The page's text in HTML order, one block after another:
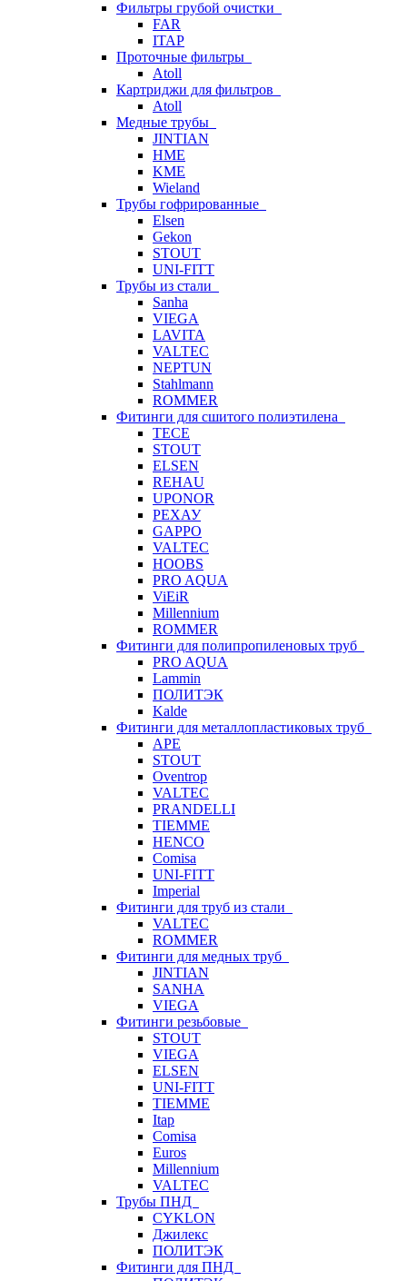
Фильтры грубой очистки
FAR
ITAP
Проточные фильтры
Atoll
Картриджи для фильтров
Atoll
Медные трубы
JINTIAN
HME
KME
Wieland
Трубы гофрированные
Elsen
Gekon
STOUT
UNI-FITT
Трубы из стали
Sanha
VIEGA
LAVITA
VALTEC
NEPTUN
Stahlmann
ROMMER
Фитинги для сшитого полиэтилена
TECE
STOUT
ELSEN
REHAU
UPONOR
РЕХАУ
GAPPO
VALTEC
HOOBS
PRO AQUA
ViEiR
Millennium
ROMMER
Фитинги для полипропиленовых труб
PRO AQUA
Lammin
ПОЛИТЭК
Kalde
Фитинги для металлопластиковых труб
APE
STOUT
Oventrop
VALTEC
PRANDELLI
TIEMME
HENCO
Comisa
UNI-FITT
Imperial
Фитинги для труб из стали
VALTEC
ROMMER
Фитинги для медных труб
JINTIAN
SANHA
VIEGA
Фитинги резьбовые
STOUT
VIEGA
ELSEN
UNI-FITT
TIEMME
Itap
Comisa
Euros
Millennium
VALTEC
Трубы ПНД
CYKLON
Джилекс
ПОЛИТЭК
Фитинги для ПНД